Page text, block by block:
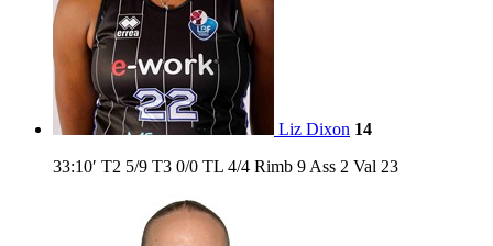
Liz Dixon 14
33:10′ T2 5/9 T3 0/0 TL 4/4 Rimb 9 Ass 2 Val 23